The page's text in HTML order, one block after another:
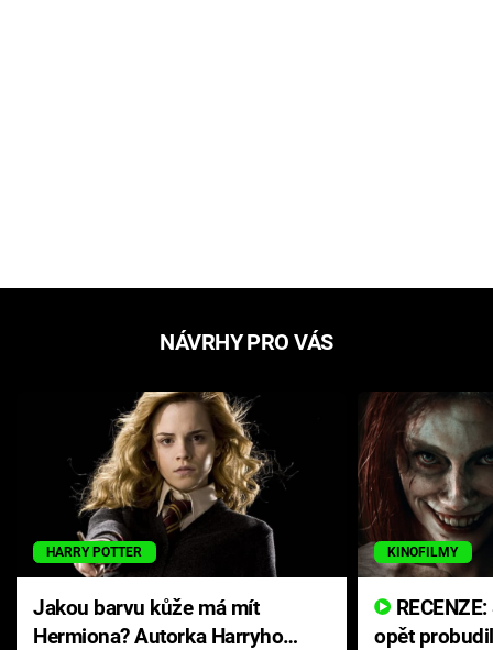
NÁVRHY PRO VÁS
HARRY POTTER
Jakou barvu kůže má mít
Hermiona? Autorka Harryho
KINOFILMY
opět